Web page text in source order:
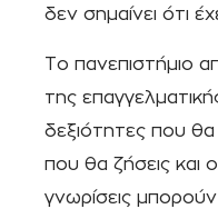
δεν σημαίνει ότι
Το πανεπιστήμιο
της
δεξιότητες που θα
που θα ζήσεις και
γνωρίσεις